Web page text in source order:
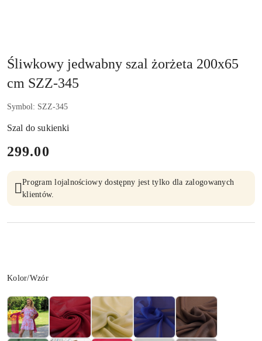
Śliwkowy jedwabny szal żorżeta 200x65
cm SZZ-345
Symbol: SZZ-345
Szal do sukienki
cena:
299.00
Program lojalnościowy dostępny jest tylko dla zalogowanych
klientów.
Wariant
Kolor/Wzór